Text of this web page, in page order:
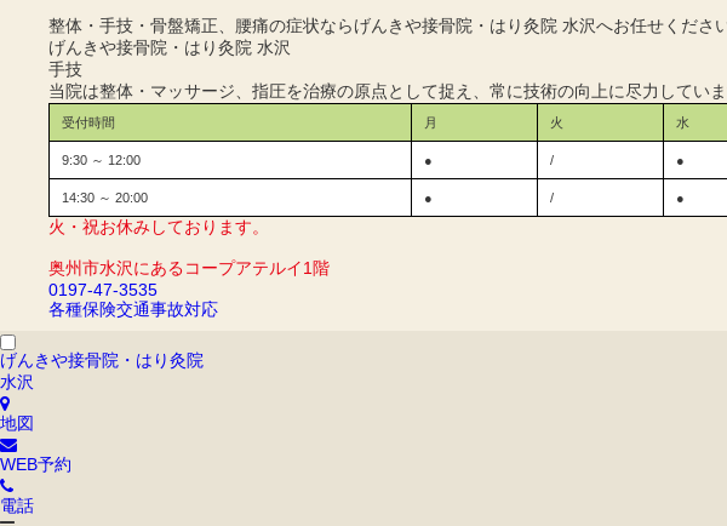
整体・手技・骨盤矯正、腰痛の症状ならげんきや接骨院・はり灸院 水沢へお任せくださ
げんきや接骨院・はり灸院 水沢
手技
当院は整体・マッサージ、指圧を治療の原点として捉え、常に技術の向上に尽力してい
受付時間 月 火 水
9:30 ～ 12:00 ● / ●
14:30 ～ 20:00 ● / ●
火・祝お休みしております。
奥州市水沢にあるコープアテルイ1階
0197-47-3535
各種保険交通事故対応
げんきや接骨院・はり灸院
水沢
地図
WEB予約
電話